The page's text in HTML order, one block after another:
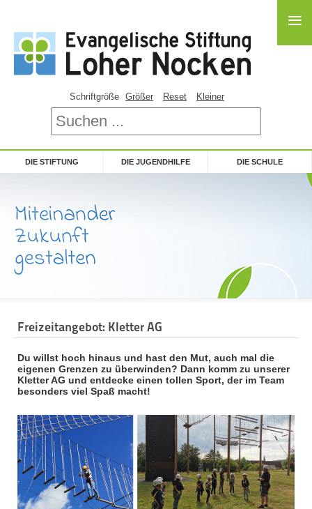
Schriftgröße Größer Reset Kleiner
DIE STIFTUNG DIE JUGENDHILFE DIE SCHULE
Freizeitangebot: Kletter AG
Du willst hoch hinaus und hast den Mut, auch mal die
eigenen Grenzen zu überwinden? Dann komm zu unserer
Kletter AG und entdecke einen tollen Sport, der im Team
besonders viel Spaß macht!
≡
≡